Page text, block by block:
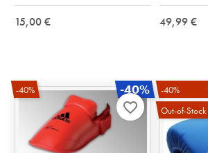
15,00 €
49,99 €
-40% -40%
favorite_border
-40%
Out-of-Stock